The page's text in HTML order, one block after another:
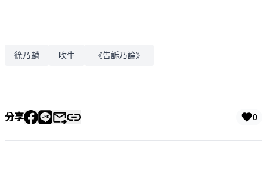
徐乃麟 吹牛 《告訴乃論》
分享 0